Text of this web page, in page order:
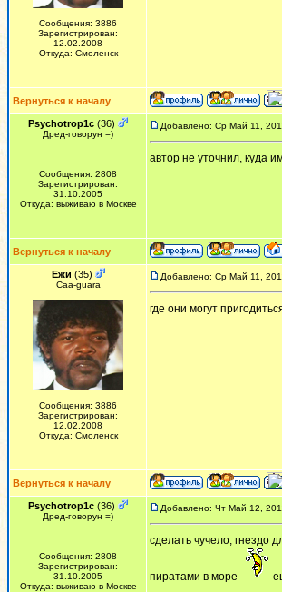
Сообщения: 3886
Зарегистрирован:
12.02.2008
Откуда: Смоленск
Вернуться к началу
Psychotrop1c (36)
Дред-говорун =)
Сообщения: 2808
Зарегистрирован:
31.10.2005
Откуда: выживаю в Москве
Добавлено: Ср Май 11,
автор не уточнил, куда
Вернуться к началу
Ежи (35)
Сaa-guara
Сообщения: 3886
Зарегистрирован:
12.02.2008
Откуда: Смоленск
Добавлено: Ср Май 11,
где они могут
Вернуться к началу
Psychotrop1c (36)
Дред-говорун =)
Сообщения: 2808
Зарегистрирован:
31.10.2005
Откуда: выживаю в Москве
Добавлено: Чт Май 12,
сделать чучело, гнездо
пиратами в море